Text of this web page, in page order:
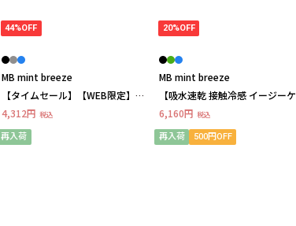
44%OFF
MB mint breeze
【タイムセール】【WEB限定】ピ
ンタック ストライプ ブラウス
LL/3L/4L/5L/6L MB mint breeze
ミントブリーズ
4,312円 税込
再入荷
20%OFF
MB mint breeze
【吸水速乾 接触冷感 イージーケ
ア】フロントタックブラウス
LL/3L/4L/5L/6L MB mint breeze
ミントブリーズ
6,160円 税込
再入荷 500円OFF